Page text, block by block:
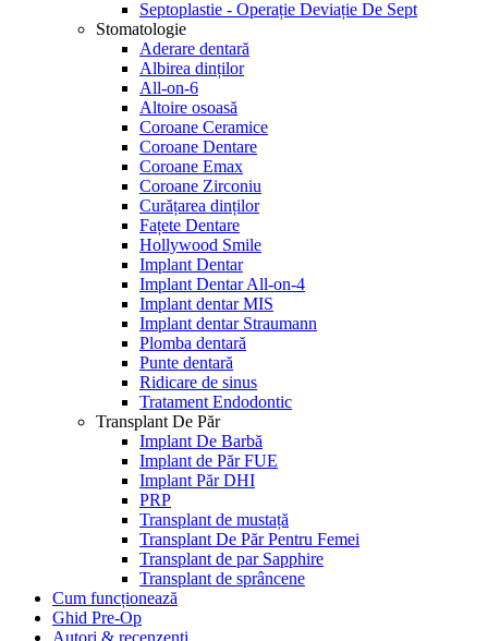
Septoplastie - Operație Deviație De Sept
Stomatologie
Aderare dentară
Albirea dinților
All-on-6
Altoire osoasă
Coroane Ceramice
Coroane Dentare
Coroane Emax
Coroane Zirconiu
Curățarea dinților
Fațete Dentare
Hollywood Smile
Implant Dentar
Implant Dentar All-on-4
Implant dentar MIS
Implant dentar Straumann
Plomba dentară
Punte dentară
Ridicare de sinus
Tratament Endodontic
Transplant De Păr
Implant De Barbă
Implant de Păr FUE
Implant Păr DHI
PRP
Transplant de mustață
Transplant De Păr Pentru Femei
Transplant de par Sapphire
Transplant de sprâncene
Cum funcționează
Ghid Pre-Op
Autori & recenzenti